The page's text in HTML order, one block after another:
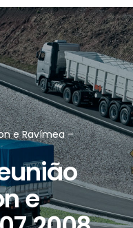
e Ravímea –
e